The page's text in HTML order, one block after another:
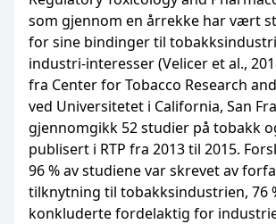
som gjennom en årrekke har vært
for sine bindinger til
industri-interesser (Velicer et al.,
fra Center for Tobacco Research
ved Universitetet i California, San
gjennomgikk 52 studier på tobakk
publisert i RTP fra 2013 til 2015.
96 % av studiene var skrevet av
tilknytning til tobakksindustrien, 76
konkluderte fordelaktig for